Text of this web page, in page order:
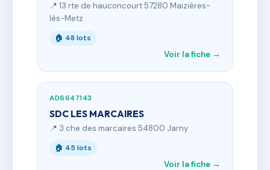
📍 13 rte de hauconcourt 57280 Maizières-
lès-Metz
🏠 48 lots
Voir la fiche →
AD6647143
SDC LES MARCAIRES
📍 3 che des marcaires 54800 Jarny
🏠 45 lots
Voir la fiche →